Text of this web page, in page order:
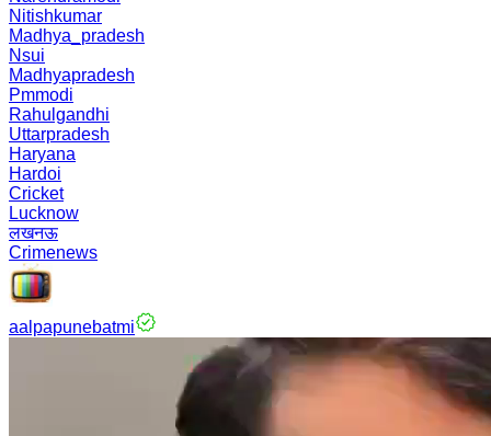
Nitishkumar
Madhya_pradesh
Nsui
Madhyapradesh
Pmmodi
Rahulgandhi
Uttarpradesh
Haryana
Hardoi
Cricket
Lucknow
लखनऊ
Crimenews
aalpapunebatmi